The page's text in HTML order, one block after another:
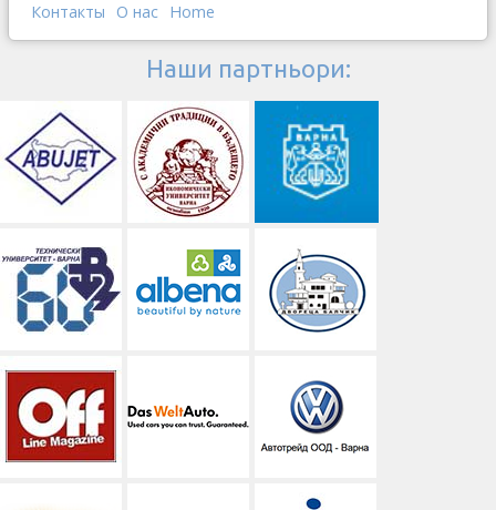
Контакты
О наc Home
Наши партньори: